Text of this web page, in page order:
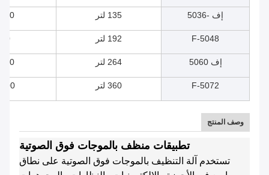
إف -5036 135 لتر 600 × 500 × 450
F-5048 192 لتر
إف 5060 264 لتر 800 × 600 × 550
F-5072 360 لتر * 600 * 600
وصف المنتج
تطبيقات منظف بالموجات فوق الصوتية
تستخدم آلة التنظيف بالموجات فوق الصوتية على نطاق